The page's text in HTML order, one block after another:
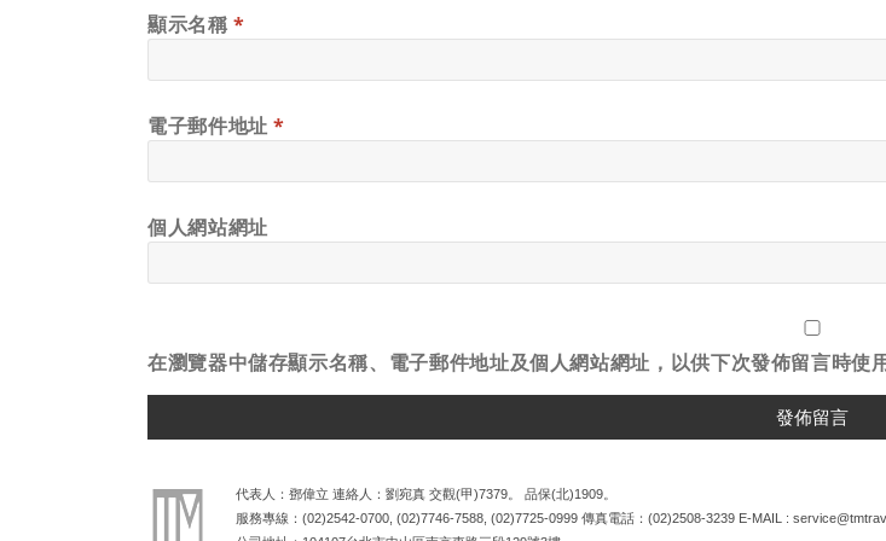
顯示名稱*
電子郵件地址*
個人網站網址
在瀏覽器中儲存顯示名稱、電子郵件地址及個人網站網址，以供下次發佈留言時使用
代表人：鄧偉立 連絡人：劉宛真 交觀(甲)7379。 品保(北)1909。
服務專線： (02)2542-0700 (02)7746-7588 (02)7725-0999 傳真電話： (02)2508-3239 E-MAIL :